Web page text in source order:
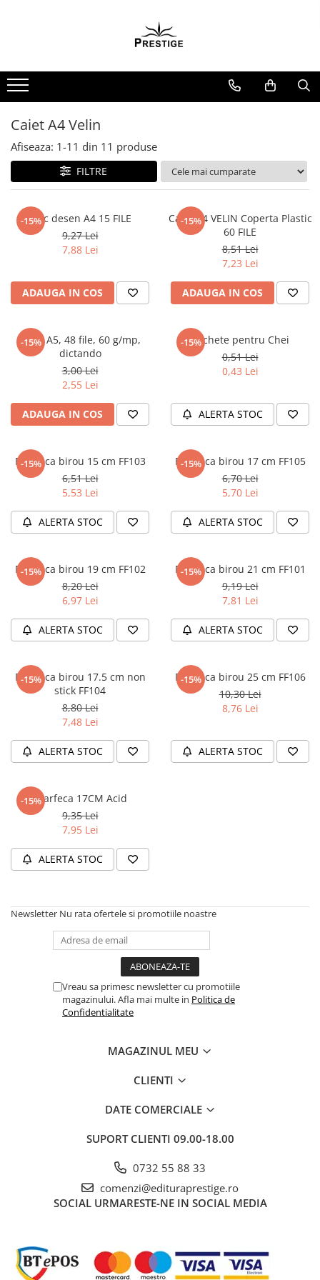
Noutati
Promotii
Spiritualitate - Ezoterism
AngelConnection
Arte Divinatorii
Chiromantie
Dezvoltare Spirituala
Minte Corp
New Illuminati Files
Numerologie
Paranormal
Parapsihologie
Audiobook
Religie
Crestinism
ScienceConnection
SelfConnect
Vindecare Spirituala
Sanatate
Gastronomik
MedConnect
Medicina & Farmacie
Medicina Pentru Toti
SealfHealing
Sport
Terapii Alternative
Beletristica
Biografii, Memorii, Jurnale
Carti pentru Adolescenti, Young
Crime, Thriller, Mistery
Literatura Universala
Senzatii/Thriller
Teens Book Club
Birotica & Papetarie
Adezivi si benzi adezive
Caiet A4 Velin
Afiseaza: 1-11 din 11 produse
FILTRE
-15%
Bloc desen A4 15 FILE
9,27 Lei
7,88 Lei
ADAUGA IN COS
-15%
Caiet A4 VELIN Coperta Plastic
60 FILE
8,51 Lei
7,23 Lei
ADAUGA IN COS
-15%
Caiet A5, 48 file, 60 g/mp,
dictando
3,00 Lei
2,55 Lei
ADAUGA IN COS
-15%Etichete pentru Chei
0,51 Lei
0,43 Lei
ALERTA STOC
-15%
Foarfeca birou 15 cm FF103
6,51 Lei
5,53 Lei
ALERTA STOC
-15%
Foarfeca birou 17 cm FF105
6,70 Lei
5,70 Lei
ALERTA STOC
-15%
Foarfeca birou 19 cm FF102
8,20 Lei
6,97 Lei
ALERTA STOC
-15%
Foarfeca birou 21 cm FF101
9,19 Lei
7,81 Lei
ALERTA STOC
-15%
Foarfeca birou 17.5 cm non
stick FF104
8,80 Lei
7,48 Lei
ALERTA STOC
-15%
Foarfeca birou 25 cm FF106
10,30 Lei
8,76 Lei
ALERTA STOC
-15%Foarfeca 17CM Acid
9,35 Lei
7,95 Lei
ALERTA STOC
Newsletter Nu rata ofertele si promotiile noastre
Vreau sa primesc newsletter cu promotiile
magazinului. Afla mai multe in Politica de
Confidentialitate
MAGAZINUL MEU
CLIENTI
DATE COMERCIALE
SUPORT CLIENTI 09.00-18.00
0732 55 88 33
comenzi@edituraprestige.ro
SOCIAL URMARESTE-NE IN SOCIAL MEDIA